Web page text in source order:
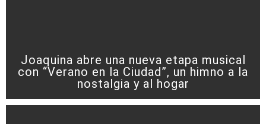
Joaquina abre una nueva etapa musical
con “Verano en la Ciudad”, un himno a la
nostalgia y al hogar